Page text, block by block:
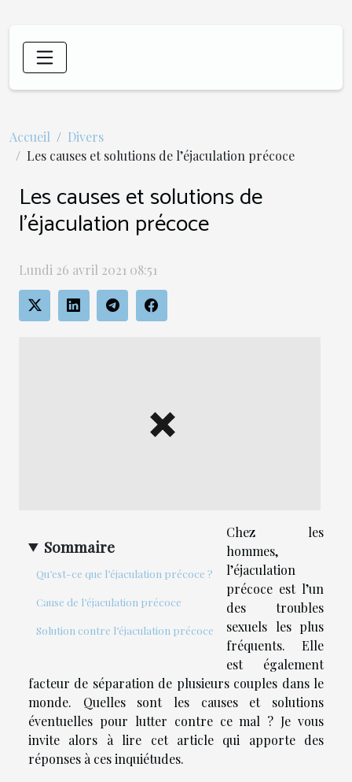
Accueil
Divers
Les causes et solutions de l’éjaculation précoce
Les causes et solutions de
l’éjaculation précoce
Lundi 26 avril 2021 08:51
Sommaire
Qu’est-ce que l’éjaculation précoce ?
Cause de l’éjaculation précoce
Solution contre l’éjaculation précoce
Chez les
hommes,
l’éjaculation
précoce est l’un
des troubles
sexuels les plus
fréquents. Elle
est également
facteur de séparation de plusieurs couples dans le
monde. Quelles sont les causes et solutions
éventuelles pour lutter contre ce mal ? Je vous
invite alors à lire cet article qui apporte des
réponses à ces inquiétudes.